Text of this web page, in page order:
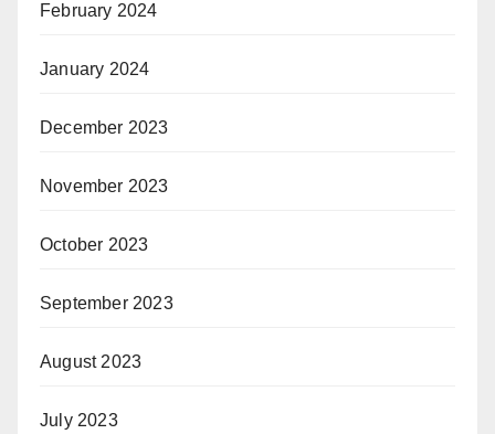
February 2024
January 2024
December 2023
November 2023
October 2023
September 2023
August 2023
July 2023